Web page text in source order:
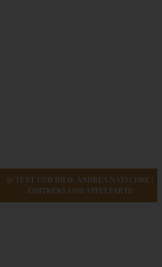
@ TEXT UND BILD: ANDREA NATSCHKE |
ZIMTKEKS UND APFELTARTE